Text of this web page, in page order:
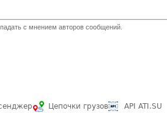
с мнением авторов сообщений.
Цепочки грузов API ATI.SU